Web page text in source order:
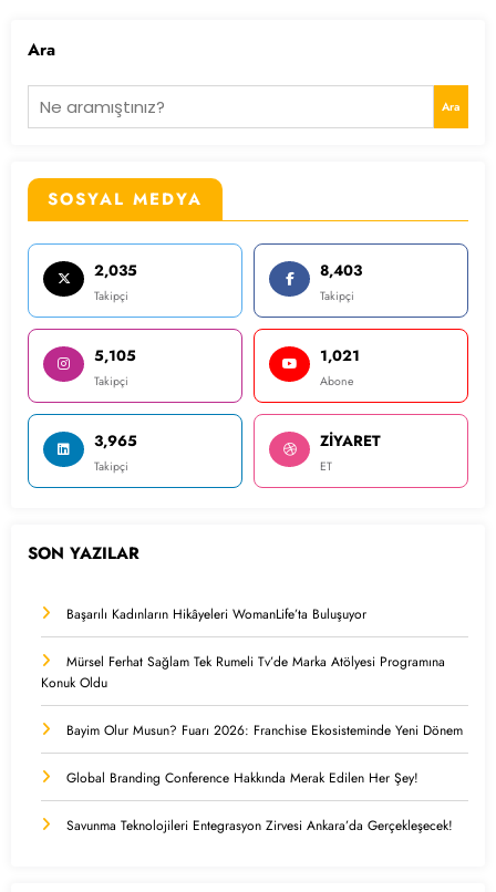
Ara
Ara
SOSYAL MEDYA
2,035
Takipçi
8,403
Takipçi
5,105
Takipçi
1,021
Abone
3,965
Takipçi
ZİYARET
ET
SON YAZILAR
Başarılı Kadınların Hikâyeleri WomanLife’ta Buluşuyor
Mürsel Ferhat Sağlam Tek Rumeli Tv’de Marka Atölyesi Programına
Konuk Oldu
Bayim Olur Musun? Fuarı 2026: Franchise Ekosisteminde Yeni Dönem
Global Branding Conference Hakkında Merak Edilen Her Şey!
Savunma Teknolojileri Entegrasyon Zirvesi Ankara’da Gerçekleşecek!